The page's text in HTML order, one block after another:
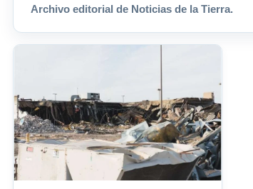
Archivo editorial de Noticias de la Tierra.